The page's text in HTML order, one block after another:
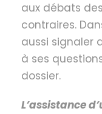
aux débats
contraires.
aussi signaler
à ses
dossier.
L’assistance